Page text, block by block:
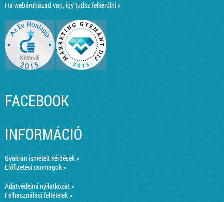
Ha webáruházad van, így tudsz felkerülni »
FACEBOOK
INFORMÁCIÓ
Gyakran ismételt kérdések »
Előfizetési csomagok »
Adatvédelmi nyilatkozat »
Felhasználási feltételek »